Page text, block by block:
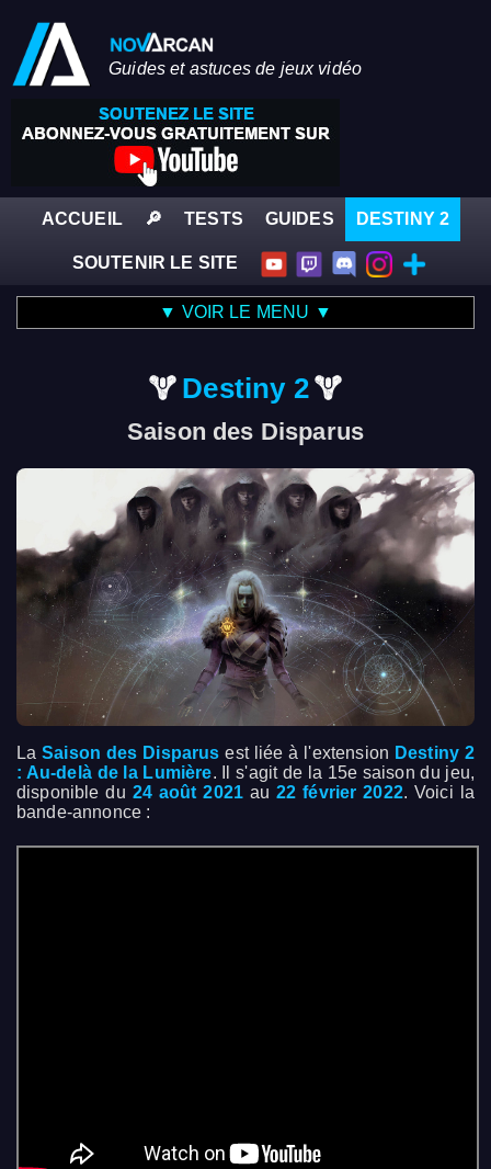
Guides et astuces de jeux vidéo
ACCUEIL 🔎 TESTS GUIDES DESTINY 2
SOUTENIR LE SITE
▼ VOIR LE MENU ▼
Destiny 2
Saison des Disparus
LaSaison des Disparus est liée à l'extension Destiny 2
: Au-delà de la Lumière. Il s'agit de la 15e saison du jeu,
disponible du 24 août 2021 au22 février 2022. Voici la
bande-annonce :